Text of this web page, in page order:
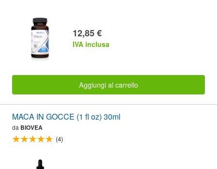
12,85 €
IVA inclusa
Aggiungi al carrello
MACA IN GOCCE (1 fl oz) 30ml
da BIOVEA
(4)